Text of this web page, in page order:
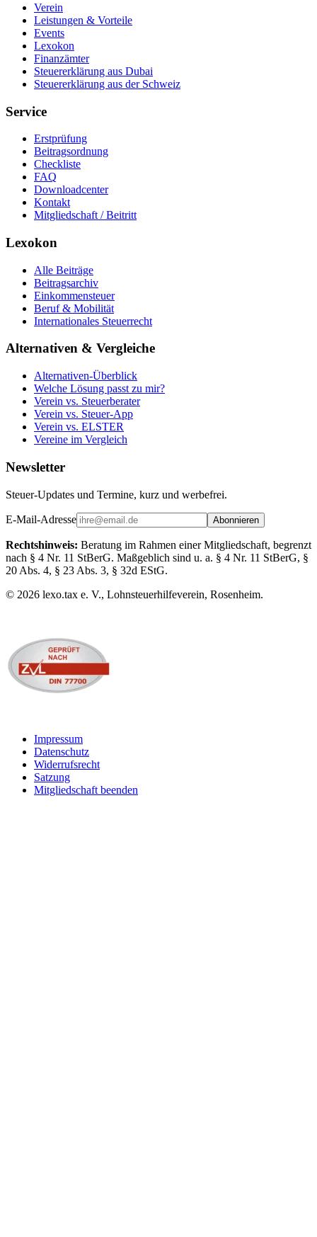
Verein
Leistungen & Vorteile
Events
Lexokon
Finanzämter
Steuererklärung aus Dubai
Steuererklärung aus der Schweiz
Service
Erstprüfung
Beitragsordnung
Checkliste
FAQ
Downloadcenter
Kontakt
Mitgliedschaft / Beitritt
Lexokon
Alle Beiträge
Beitragsarchiv
Einkommensteuer
Beruf & Mobilität
Internationales Steuerrecht
Alternativen & Vergleiche
Alternativen-Überblick
Welche Lösung passt zu mir?
Verein vs. Steuerberater
Verein vs. Steuer-App
Verein vs. ELSTER
Vereine im Vergleich
Newsletter
Steuer-Updates und Termine, kurz und werbefrei.
E-Mail-Adresse Abonnieren
Rechtshinweis: Beratung im Rahmen einer Mitgliedschaft, begrenzt
nach § 4 Nr. 11 StBerG. Maßgeblich sind u. a. § 4 Nr. 11 StBerG, §
20 Abs. 4, § 23 Abs. 3, § 32d EStG.
© 2026 lexo.tax e. V., Lohnsteuerhilfeverein, Rosenheim.
Impressum
Datenschutz
Widerrufsrecht
Satzung
Mitgliedschaft beenden